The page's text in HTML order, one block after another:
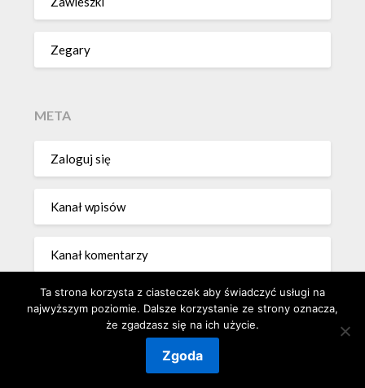
Zegary
META
Zaloguj się
Kanał wpisów
Kanał komentarzy
WordPress.org
©2026 Magiczna Szuflada| Powered by
Ta strona korzysta z ciasteczek aby świadczyć usługi na
najwyższym poziomie. Dalsze korzystanie ze strony oznacza,
że zgadzasz się na ich użycie.
Zgoda